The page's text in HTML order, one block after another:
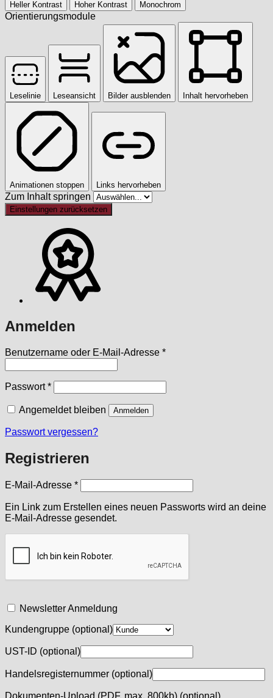
Heller Kontrast Hoher Kontrast Monochrom
Orientierungsmodule
Leselinie Leseansicht Bilder ausblenden Inhalt hervorheben
Animationen stoppen Links hervorheben
Zum Inhalt springen
Einstellungen zurücksetzen
Anmelden
Benutzername oder E-Mail-Adresse *Erforderlich
Passwort*Erforderlich
Angemeldet bleiben Anmelden
Passwort vergessen?
Registrieren
E-Mail-Adresse *Erforderlich
Ein Link zum Erstellen eines neuen Passworts wird an deine
E-Mail-Adresse gesendet.
Newsletter Anmeldung
Kundengruppe (optional)
UST-ID (optional)
Handelsregisternummer (optional)